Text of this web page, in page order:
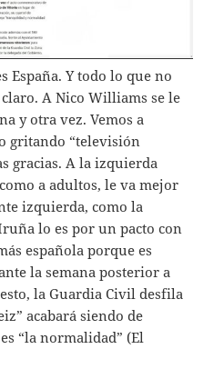
España. Y todo lo que no
A Nico Williams se le
y otra vez. Vemos a
gritando “televisión
gracias. A la izquierda
a adultos, le va mejor
izquierda, como la
lo es por un pacto con
española porque es
la semana posterior a
la Guardia Civil desfila
acabará siendo de
“la normalidad” (El